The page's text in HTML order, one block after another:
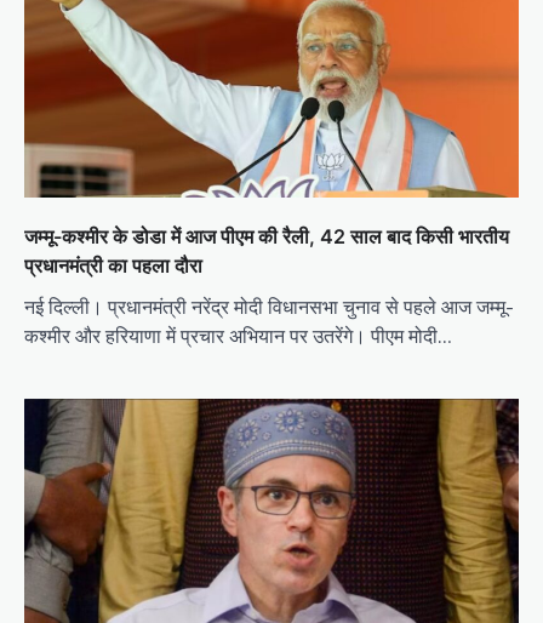
जम्मू-कश्मीर के डोडा में आज पीएम की रैली, 42 साल बाद किसी भारतीय
प्रधानमंत्री का पहला दौरा
नई दिल्ली। प्रधानमंत्री नरेंद्र मोदी विधानसभा चुनाव से पहले आज जम्मू-
कश्मीर और हरियाणा में प्रचार अभियान पर उतरेंगे। पीएम मोदी…